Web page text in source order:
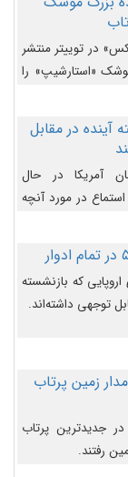
می‌پردازد.
در توییتر منتشر
«استارشیپ» را
آینده در مقابل
آمریکا در حال
در مورد آنچه
یوفوها هفته آینده
که بازنشسته
توجهی داشته‌اند.
مدار زمین پرتاب
در جدیدترین پرتاب
رفتند.